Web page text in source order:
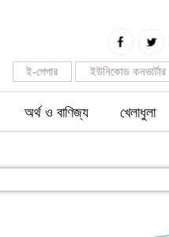
ইউনিকোড কনভার্টার
ই-পেপার
অর্থ ও বাণিজ্য খেলাধুলা